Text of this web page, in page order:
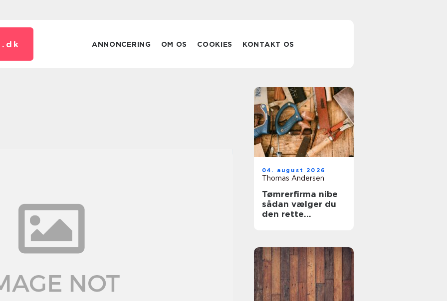
dk ANNONCERING OM OS COOKIES KONTAKT OS
04. august 2026
Thomas Andersen
Tømrerfirma nibe
sådan vælger du
den rette